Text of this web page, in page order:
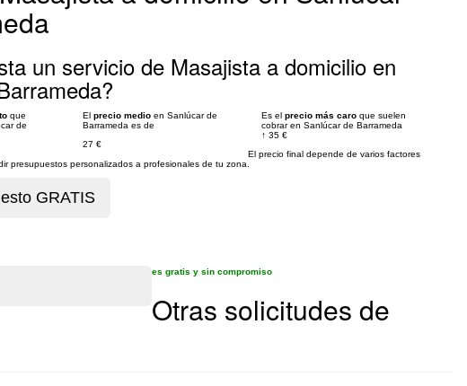
un servicio de Masajista a domicilio en
que
de
El precio medio en Sanlúcar de
Barrameda es de
27 €
Es el precio más caro que suelen
cobrar en Sanlúcar de Barrameda
↑ 35 €
El precio final depende de varios factores
presupuestos personalizados a profesionales de tu zona.
es gratis y sin compromiso
Otras solicitudes de